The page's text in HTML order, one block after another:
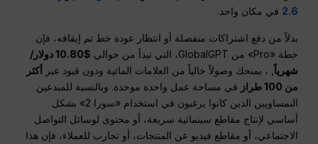
2.6 في مكان واحد.
بدلاً من دفع اشتراكات منفصلة أو انتظار عودة خط تم إيقافه، فإن
خطة «Pro» من GlobalGPT، التي تبدأ من حوالي
$10.80 دولار/
شهرياً, ، يمنحك وصولاً خالياً من العلامات المائية ودون قيود عبر
أكثر
من 100 طراز
في مساحة عمل واحدة موحدة. وبالنسبة للمبدعين
النمساويين الذين كانوا يرغبون في استخدام «سورا 2» بشكل
أساسي لإنتاج مقاطع سينمائية سريعة، أو محتوى لوسائل التواصل
الاجتماعي، أو مقاطع فيديو عن المنتجات، أو تجارب للعملاء، فإن هذا